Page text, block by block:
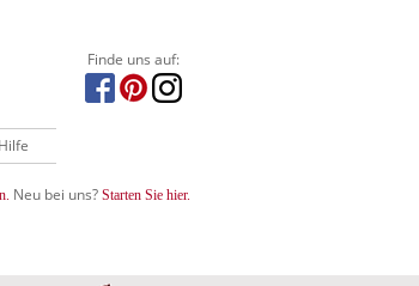
Finde uns auf:
Hilfe
Neu bei uns? Starten Sie hier.